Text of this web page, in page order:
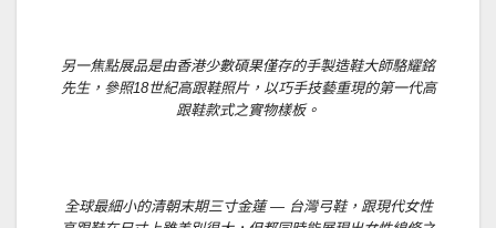
另一焦點展品是由香港少數碩果僅存的手製造鞋大師駱耀銘
先生，參照18世紀高跟鞋照片，以巧手技藝重現的第一代高
跟鞋款式之實物樣板。
全球最細小的清朝末期三寸金蓮 — 台灣弓鞋，跟現代女性